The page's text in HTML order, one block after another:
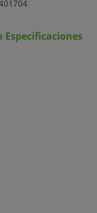
Especificaciones